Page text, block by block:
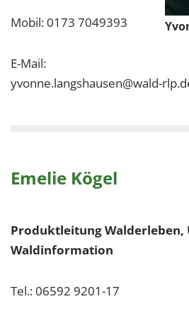
Mobil: 0173 7049393
E-Mail:
yvonne.langshausen@wald-
Emelie Kögel
Produktleitung
Waldinformation
Tel.: 06592 9201-17